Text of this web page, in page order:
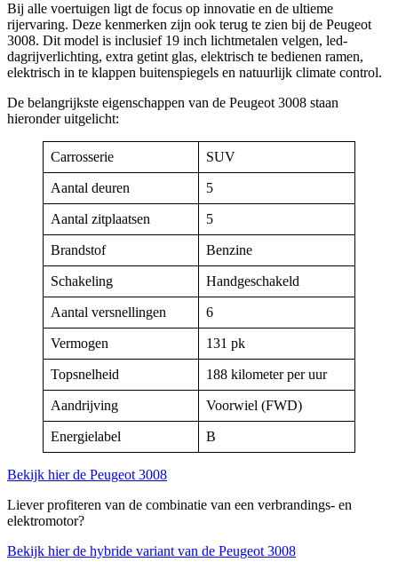
Bij alle voertuigen ligt de focus op innovatie en de ultieme
rijervaring. Deze kenmerken zijn ook terug te zien bij de Peugeot
3008. Dit model is inclusief 19 inch lichtmetalen velgen, led-
dagrijverlichting, extra getint glas, elektrisch te bedienen ramen,
elektrisch in te klappen buitenspiegels en natuurlijk climate control.
De belangrijkste eigenschappen van de Peugeot 3008 staan
hieronder uitgelicht:
Carrosserie SUV
Aantal deuren 5
Aantal zitplaatsen 5
Brandstof Benzine
Schakeling Handgeschakeld
Aantal versnellingen 6
Vermogen 131 pk
Topsnelheid 188 kilometer per uur
Aandrijving Voorwiel (FWD)
Energielabel B
Bekijk hier de Peugeot 3008
Liever profiteren van de combinatie van een verbrandings- en
elektromotor?
Bekijk hier de hybride variant van de Peugeot 3008